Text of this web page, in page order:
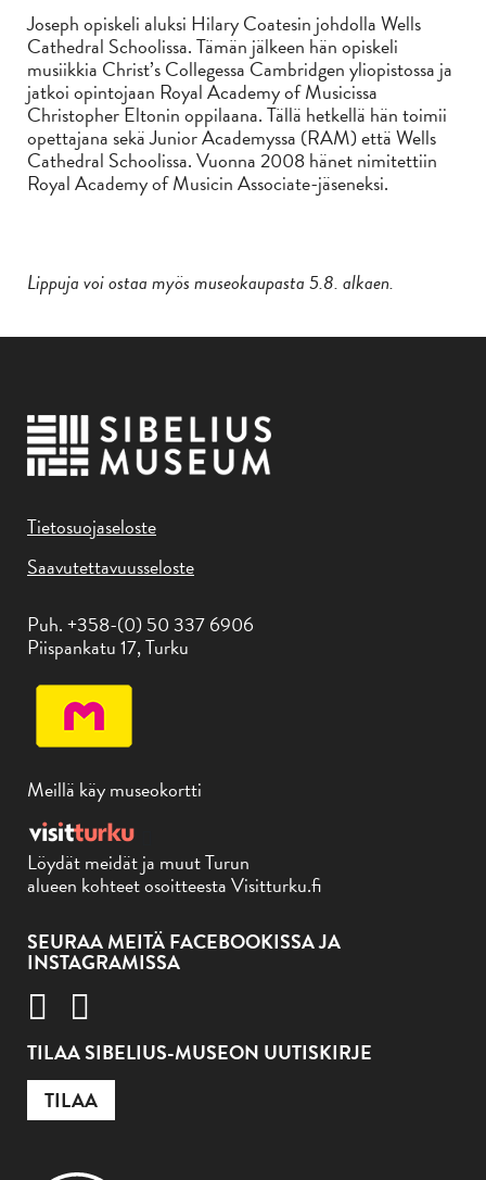
Joseph opiskeli aluksi Hilary Coatesin johdolla Wells
Cathedral Schoolissa. Tämän jälkeen hän opiskeli
musiikkia Christ’s Collegessa Cambridgen yliopistossa ja
jatkoi opintojaan Royal Academy of Musicissa
Christopher Eltonin oppilaana. Tällä hetkellä hän toimii
opettajana sekä Junior Academyssa (RAM) että Wells
Cathedral Schoolissa. Vuonna 2008 hänet nimitettiin
Royal Academy of Musicin Associate-jäseneksi.
Lippuja voi ostaa myös museokaupasta 5.8. alkaen.
Tietosuojaseloste
Saavutettavuusseloste
Puh. +358-(0) 50 337 6906
Piispankatu 17, Turku
Meillä käy museokortti
Löydät meidät ja muut Turun
alueen kohteet osoitteesta Visitturku.fi
SEURAA MEITÄ FACEBOOKISSA JA
INSTAGRAMISSA
TILAA SIBELIUS-MUSEON UUTISKIRJE
TILAA